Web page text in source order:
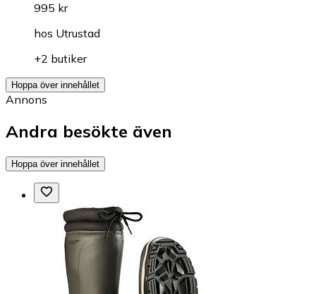
995 kr
hos Utrustad
+2 butiker
Hoppa över innehållet
Annons
Andra besökte även
Hoppa över innehållet